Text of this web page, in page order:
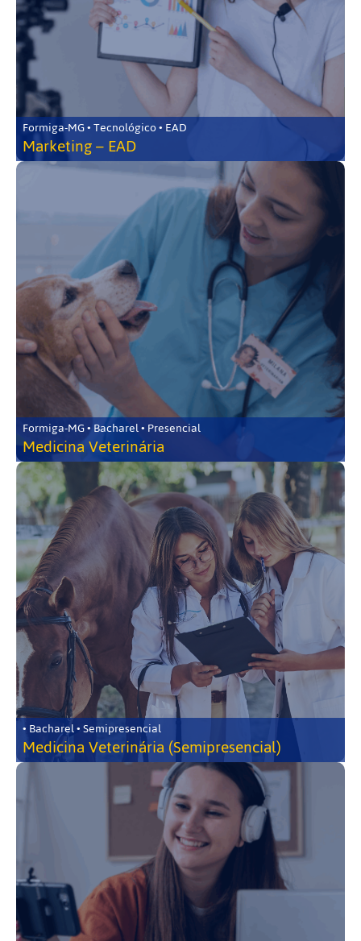
Formiga-MG • Tecnológico • EAD
Marketing – EAD
Formiga-MG • Bacharel • Presencial
Medicina Veterinária
• Bacharel • Semipresencial
Medicina Veterinária (Semipresencial)